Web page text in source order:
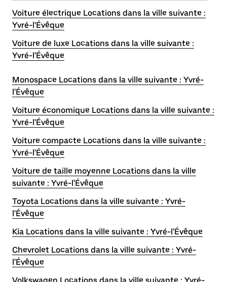
Voiture électrique Locations dans la ville suivante :
Yvré-l'Évêque
Voiture de luxe Locations dans la ville suivante :
Yvré-l'Évêque
Monospace Locations dans la ville suivante : Yvré-
l'Évêque
Voiture économique Locations dans la ville suivante :
Yvré-l'Évêque
Voiture compacte Locations dans la ville suivante :
Yvré-l'Évêque
Voiture de taille moyenne Locations dans la ville
suivante : Yvré-l'Évêque
Toyota Locations dans la ville suivante : Yvré-
l'Évêque
Kia Locations dans la ville suivante : Yvré-l'Évêque
Chevrolet Locations dans la ville suivante : Yvré-
l'Évêque